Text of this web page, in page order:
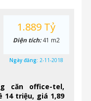
căn office-tel,
14 triệu, giá 1,89
1.889 Tỷ
Diện tích:41 m2
Ngày đăng: 2-11-2018